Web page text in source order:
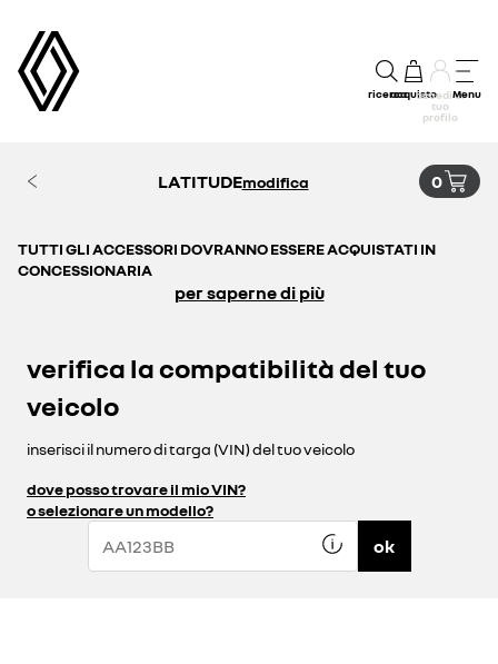
ricercaacquistoaccedi al
tuo
profilo
Menu
LATITUDEmodifica 0
TUTTI GLI ACCESSORI DOVRANNO ESSERE ACQUISTATI IN
CONCESSIONARIA
per saperne di più
verifica la compatibilità del tuo
veicolo
inserisci il numero di targa (VIN) del tuo veicolo
dove posso trovare il mio VIN?
o selezionare un modello?
ok